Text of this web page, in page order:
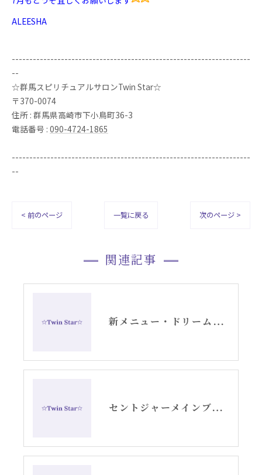
ALEESHA
--------------------------------------------------------------------
--
☆群馬スピリチュアルサロンTwin Star☆
〒370-0074
住所 : 群馬県高崎市下小鳥町36-3
電話番号 : 090-4724-1865
--------------------------------------------------------------------
--
< 前のページ 一覧に戻る 次のページ >
関連記事
新メニュー・ドリームデコードセッションお知らせ
セントジャーメインブレッシングカード来年3/20発売決定⭐︎⭐︎